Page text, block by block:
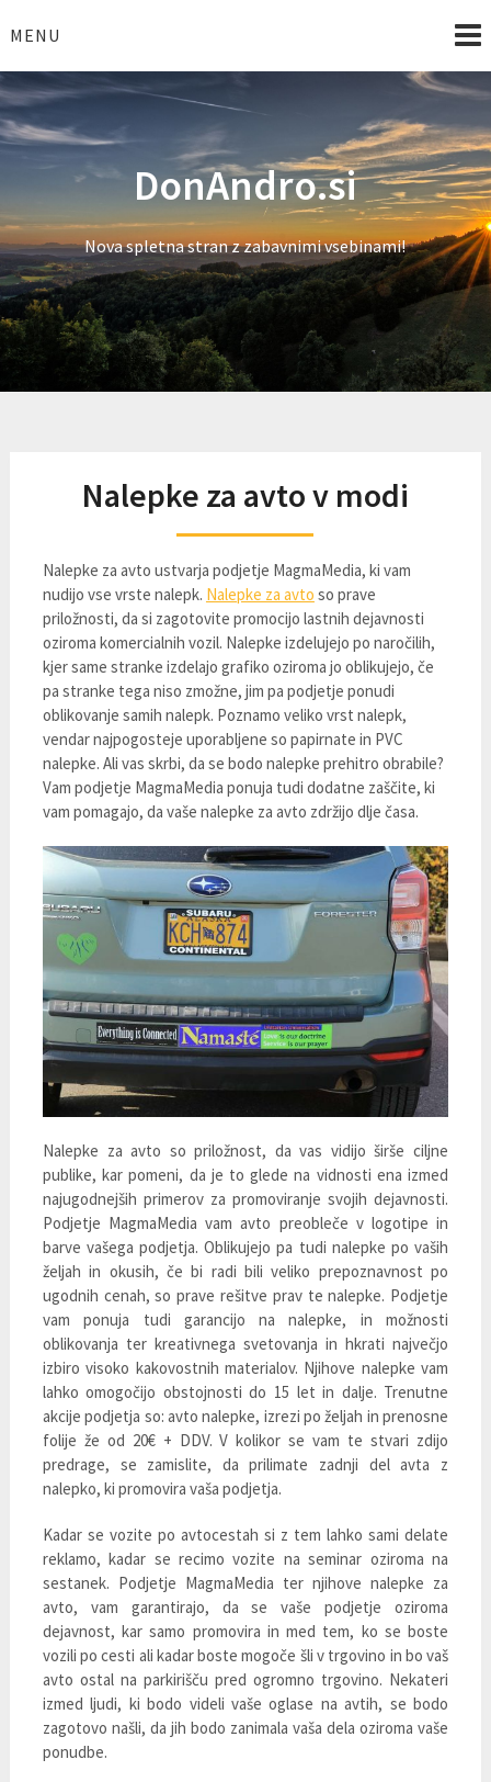
toMENU
DonAndro.si
Nova spletna stran z zabavnimi vsebinami!
Nalepke za avto v modi
Nalepke za avto ustvarja podjetje MagmaMedia, ki vam
nudijo vse vrste nalepk. Nalepke za avto so prave
priložnosti, da si zagotovite promocijo lastnih dejavnosti
oziroma komercialnih vozil. Nalepke izdelujejo po naročilih,
kjer same stranke izdelajo grafiko oziroma jo oblikujejo, če
pa stranke tega niso zmožne, jim pa podjetje ponudi
oblikovanje samih nalepk. Poznamo veliko vrst nalepk,
vendar najpogosteje uporabljene so papirnate in PVC
nalepke. Ali vas skrbi, da se bodo nalepke prehitro obrabile?
Vam podjetje MagmaMedia ponuja tudi dodatne zaščite, ki
vam pomagajo, da vaše nalepke za avto zdržijo dlje časa.
Nalepke za avto so priložnost, da vas vidijo širše ciljne
publike, kar pomeni, da je to glede na vidnosti ena izmed
najugodnejših primerov za promoviranje svojih dejavnosti.
Podjetje MagmaMedia vam avto preobleče v logotipe in
barve vašega podjetja. Oblikujejo pa tudi nalepke po vaših
željah in okusih, če bi radi bili veliko prepoznavnost po
ugodnih cenah, so prave rešitve prav te nalepke. Podjetje
vam ponuja tudi garancijo na nalepke, in možnosti
oblikovanja ter kreativnega svetovanja in hkrati največjo
izbiro visoko kakovostnih materialov. Njihove nalepke vam
lahko omogočijo obstojnosti do 15 let in dalje. Trenutne
akcije podjetja so: avto nalepke, izrezi po željah in prenosne
folije že od 20€ + DDV. V kolikor se vam te stvari zdijo
predrage, se zamislite, da prilimate zadnji del avta z
nalepko, ki promovira vaša podjetja.
Kadar se vozite po avtocestah si z tem lahko sami delate
reklamo, kadar se recimo vozite na seminar oziroma na
sestanek. Podjetje MagmaMedia ter njihove nalepke za
avto, vam garantirajo, da se vaše podjetje oziroma
dejavnost, kar samo promovira in med tem, ko se boste
vozili po cesti ali kadar boste mogoče šli v trgovino in bo vaš
avto ostal na parkirišču pred ogromno trgovino. Nekateri
izmed ljudi, ki bodo videli vaše oglase na avtih, se bodo
zagotovo našli, da jih bodo zanimala vaša dela oziroma vaše
ponudbe.